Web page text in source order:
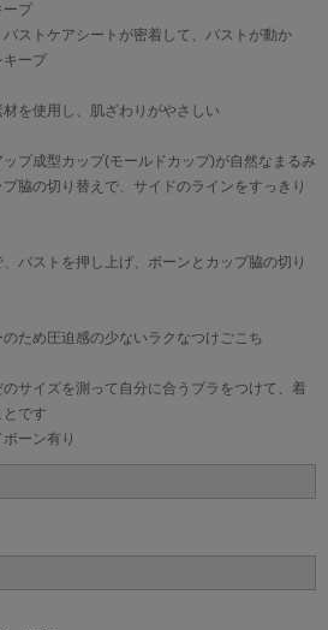
ープ
ストケアシートが密着して、バストが動か
ープ
を使用し、肌ざわりがやさしい
プ成型カップ(モールドカップ)が自然なまるみ
脇の切り替えで、サイドのラインをすっきり
バストを押し上げ、ボーンとカップ脇の切り
ため圧迫感の少ないラクなつけごこち
サイズを測って自分に合うブラをつけて、着
です
ーン有り